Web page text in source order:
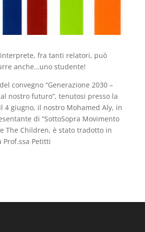
fra tanti relatori, può
anche…uno studente!
convegno “Generazione 2030 –
nostro futuro”, tenutosi presso la
4 giugno, il nostro Mohamed Aly, in
di “SottoSopra Movimento
The Children, è stato tradotto in
Petitti